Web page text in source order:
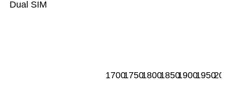
Dual SIM
170017501800185019001950